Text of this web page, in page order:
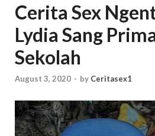
Cerita Sex
Lydia Sang
Sekolah
August 3, 2020 - by Ceritasex1